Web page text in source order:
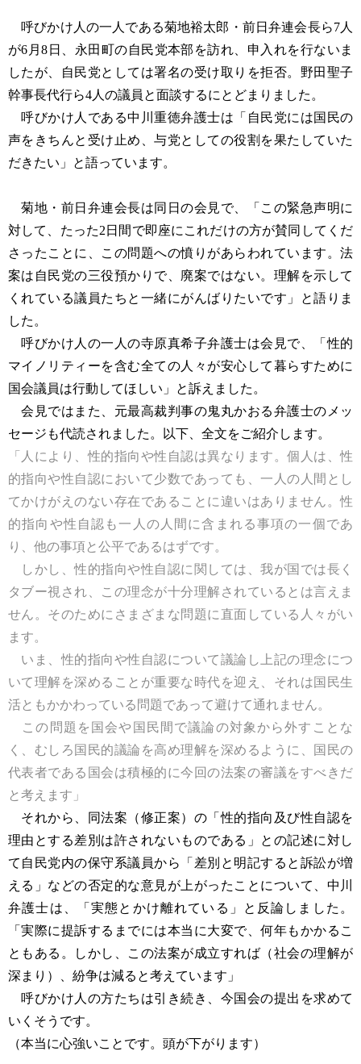
呼びかけ人の一人である菊地裕太郎・前日弁連会長ら7人
が6月8日、永田町の自民党本部を訪れ、申入れを行ないま
したが、自民党としては署名の受け取りを拒否。野田聖子
幹事長代行ら4人の議員と面談するにとどまりました。
呼びかけ人である中川重徳弁護士は「自民党には国民の
声をきちんと受け止め、与党としての役割を果たしていた
だきたい」と語っています。
菊地・前日弁連会長は同日の会見で、「この緊急声明に
対して、たった2日間で即座にこれだけの方が賛同してくだ
さったことに、この問題への憤りがあらわれています。法
案は自民党の三役預かりで、廃案ではない。理解を示して
くれている議員たちと一緒にがんばりたいです」と語りま
した。
呼びかけ人の一人の寺原真希子弁護士は会見で、「性的
マイノリティーを含む全ての人々が安心して暮らすために
国会議員は行動してほしい」と訴えました。
会見ではまた、元最高裁判事の鬼丸かおる弁護士のメッ
セージも代読されました。以下、全文をご紹介します。
「人により、性的指向や性自認は異なります。個人は、性
的指向や性自認において少数であっても、一人の人間とし
てかけがえのない存在であることに違いはありません。性
的指向や性自認も一人の人間に含まれる事項の一個であ
り、他の事項と公平であるはずです。
しかし、性的指向や性自認に関しては、我が国では長く
タブー視され、この理念が十分理解されているとは言えま
せん。そのためにさまざまな問題に直面している人々がい
ます。
いま、性的指向や性自認について議論し上記の理念につ
いて理解を深めることが重要な時代を迎え、それは国民生
活ともかかわっている問題であって避けて通れません。
この問題を国会や国民間で議論の対象から外すことな
く、むしろ国民的議論を高め理解を深めるように、国民の
代表者である国会は積極的に今回の法案の審議をすべきだ
と考えます」
それから、同法案（修正案）の「性的指向及び性自認を
理由とする差別は許されないものである」との記述に対し
て自民党内の保守系議員から「差別と明記すると訴訟が増
える」などの否定的な意見が上がったことについて、中川
弁護士は、「実態とかけ離れている」と反論しました。
「実際に提訴するまでには本当に大変で、何年もかかるこ
ともある。しかし、この法案が成立すれば（社会の理解が
深まり）、紛争は減ると考えています」
呼びかけ人の方たちは引き続き、今国会の提出を求めて
いくそうです。
（本当に心強いことです。頭が下がります）